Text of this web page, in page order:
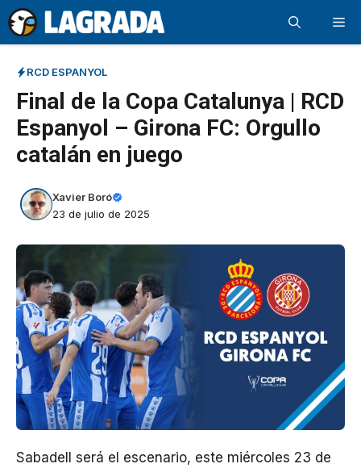
Saltar
al
contenido
RCD ESPANYOL
Final de la Copa Catalunya | RCD
Espanyol – Girona FC: Orgullo
catalán en juego
Xavier Boró
23 de julio de 2025
Sabadell será el escenario, este miércoles 23 de